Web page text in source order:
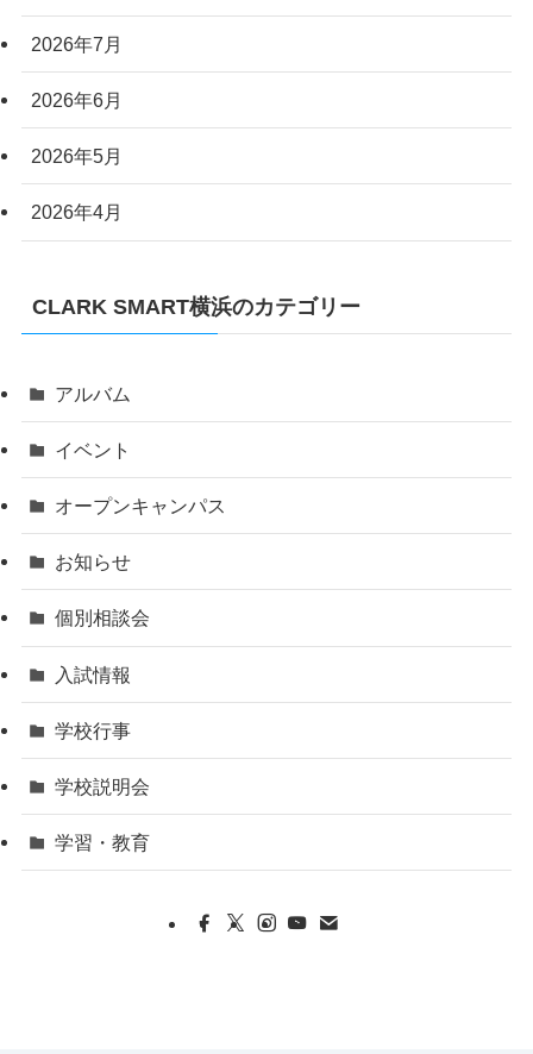
2026年7月
2026年6月
2026年5月
2026年4月
CLARK SMART横浜のカテゴリー
アルバム
イベント
オープンキャンパス
お知らせ
個別相談会
入試情報
学校行事
学校説明会
学習・教育